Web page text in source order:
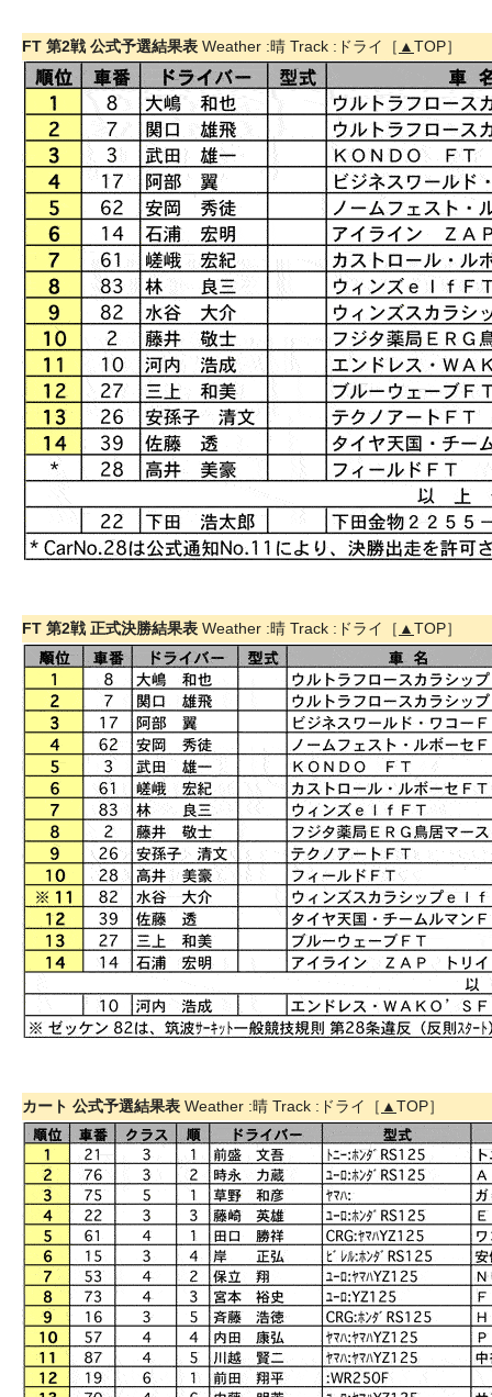
FT 第2戦 公式予選結果表 Weather :晴 Track :ドライ［ ▲TOP］
FT 第2戦 正式決勝結果表 Weather :晴 Track :ドライ［ ▲TOP］
カート 公式予選結果表 Weather :晴 Track :ドライ［ ▲TOP］